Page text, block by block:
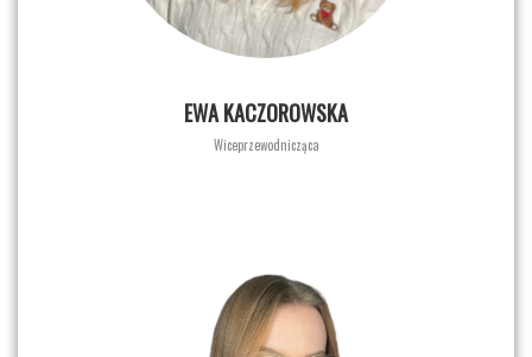
EWA KACZOROWSKA
Wiceprzewodnicząca